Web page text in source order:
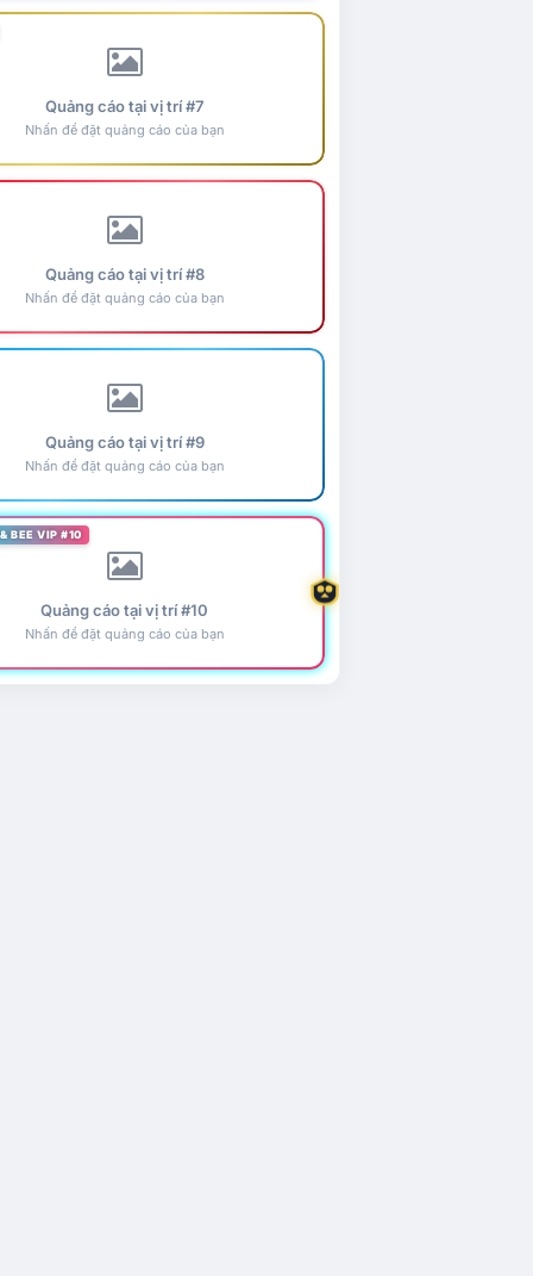
Quảng cáo tại vị trí #7
Nhấn để đặt quảng cáo của bạn
Quảng cáo tại vị trí #8
Nhấn để đặt quảng cáo của bạn
Quảng cáo tại vị trí #9
Nhấn để đặt quảng cáo của bạn
BEE VIP #10
Quảng cáo tại vị trí #10
Nhấn để đặt quảng cáo của bạn